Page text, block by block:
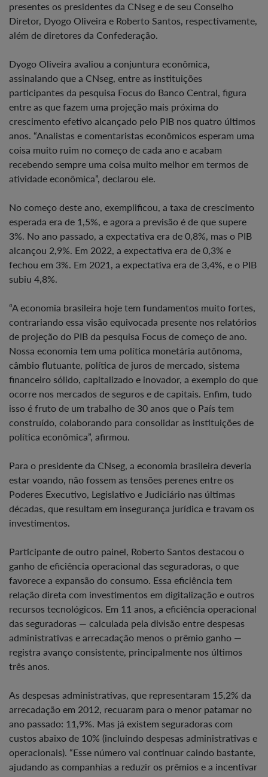
presentes os presidentes da CNseg e de seu Conselho
Diretor, Dyogo Oliveira e Roberto Santos, respectivamente,
além de diretores da Confederação.
Dyogo Oliveira avaliou a conjuntura econômica,
assinalando que a CNseg, entre as instituições
participantes da pesquisa Focus do Banco Central, figura
entre as que fazem uma projeção mais próxima do
crescimento efetivo alcançado pelo PIB nos quatro últimos
anos. “Analistas e comentaristas econômicos esperam uma
coisa muito ruim no começo de cada ano e acabam
recebendo sempre uma coisa muito melhor em termos de
atividade econômica”, declarou ele.
No começo deste ano, exemplificou, a taxa de crescimento
esperada era de 1,5%, e agora a previsão é de que supere
3%. No ano passado, a expectativa era de 0,8%, mas o PIB
alcançou 2,9%. Em 2022, a expectativa era de 0,3% e
fechou em 3%. Em 2021, a expectativa era de 3,4%, e o PIB
subiu 4,8%.
“A economia brasileira hoje tem fundamentos muito fortes,
contrariando essa visão equivocada presente nos relatórios
de projeção do PIB da pesquisa Focus de começo de ano.
Nossa economia tem uma política monetária autônoma,
câmbio flutuante, política de juros de mercado, sistema
financeiro sólido, capitalizado e inovador, a exemplo do que
ocorre nos mercados de seguros e de capitais. Enfim, tudo
isso é fruto de um trabalho de 30 anos que o País tem
construído, colaborando para consolidar as instituições de
política econômica”, afirmou.
Para o presidente da CNseg, a economia brasileira deveria
estar voando, não fossem as tensões perenes entre os
Poderes Executivo, Legislativo e Judiciário nas últimas
décadas, que resultam em insegurança jurídica e travam os
investimentos.
Participante de outro painel, Roberto Santos destacou o
ganho de eficiência operacional das seguradoras, o que
favorece a expansão do consumo. Essa eficiência tem
relação direta com investimentos em digitalização e outros
recursos tecnológicos. Em 11 anos, a eficiência operacional
das seguradoras — calculada pela divisão entre despesas
administrativas e arrecadação menos o prêmio ganho —
registra avanço consistente, principalmente nos últimos
três anos.
As despesas administrativas, que representaram 15,2% da
arrecadação em 2012, recuaram para o menor patamar no
ano passado: 11,9%. Mas já existem seguradoras com
custos abaixo de 10% (incluindo despesas administrativas e
operacionais). “Esse número vai continuar caindo bastante,
ajudando as companhias a reduzir os prêmios e a incentivar